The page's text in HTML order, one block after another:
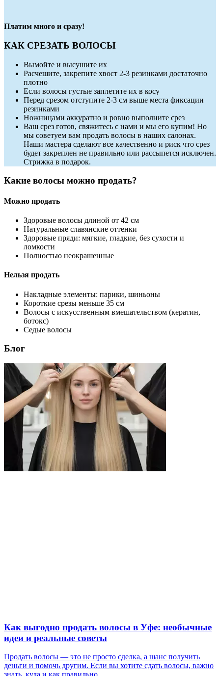
Платим много и сразу!
КАК СРЕЗАТЬ ВОЛОСЫ
Вымойте и высушите их
Расчешите, закрепите хвост 2-3 резинками достаточно
плотно
Если волосы густые заплетите их в косу
Перед срезом отступите 2-3 см выше места фиксации
резинками
Ножницами аккуратно и ровно выполните срез
Ваш срез готов, свяжитесь с нами и мы его купим! Но
мы советуем вам продать волосы в наших салонах.
Наши мастера сделают все качественно и риск что срез
будет закреплен не правильно или рассыпется исключен.
Стрижка в подарок.
Какие волосы можно продать?
Можно продать
Здоровые волосы длиной от 42 см
Натуральные славянские оттенки
Здоровые пряди: мягкие, гладкие, без сухости и
ломкости
Полностью неокрашенные
Нельзя продать
Накладные элементы: парики, шиньоны
Короткие срезы меньше 35 см
Волосы с искусственным вмешательством (кератин,
ботокс)
Седые волосы
Блог
Как выгодно продать волосы в Уфе: необычные
идеи и реальные советы
Продать волосы — это не просто сделка, а шанс получить
деньги и помочь другим. Если вы хотите сдать волосы, важно